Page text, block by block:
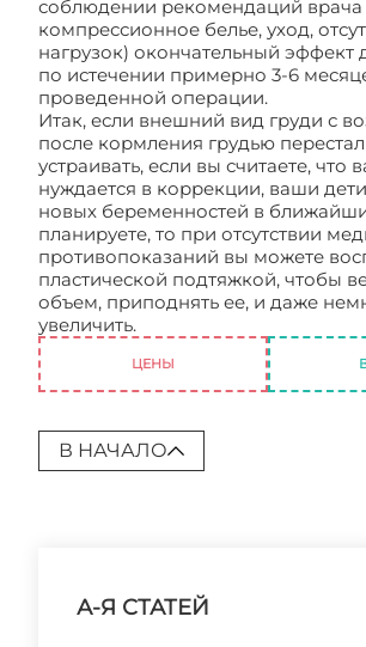
соблюдении рекомендаций врача
компрессионное белье, уход,
нагрузок) окончательный эффект
по истечении примерно 3-6
проведенной операции.
Итак, если внешний вид груди с
после кормления грудью
устраивать, если вы считаете, что
нуждается в коррекции, ваши
новых беременностей в
планируете, то при отсутствии
противопоказаний вы можете
пластической подтяжкой, чтобы
объем, приподнять ее, и даже
увеличить.
ЦЕНЫ
В НАЧАЛО
А-Я СТАТЕЙ